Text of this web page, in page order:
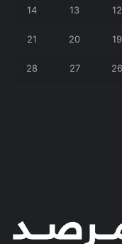
12
13
14
19
20
21
26
27
28